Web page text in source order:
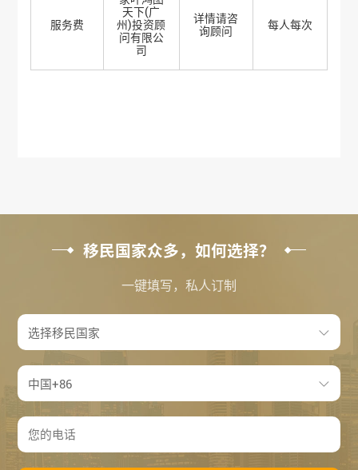
服务费
天下(广
州)投资顾
问有限公
司
详情请咨
询顾问
每人每次
移民国家众多，如何选择？
一键填写，私人订制